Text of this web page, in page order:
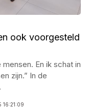
ook voorgesteld
En ik schat in
zijn.” In de